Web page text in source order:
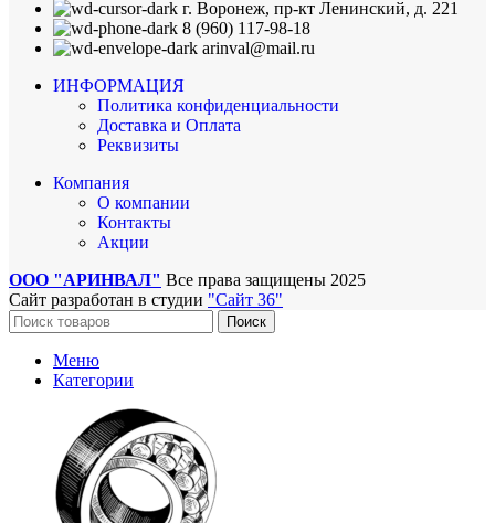
г. Воронеж, пр-кт Ленинский, д. 221
8 (960) 117-98-18
arinval@mail.ru
ИНФОРМАЦИЯ
Политика конфиденциальности
Доставка и Оплата
Реквизиты
Компания
О компании
Контакты
Акции
ООО "АРИНВАЛ" Все права защищены 2025
Сайт разработан в студии "Сайт 36"
Поиск
Меню
Категории